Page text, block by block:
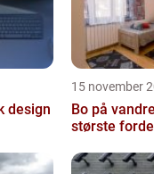
design
15 november
Bo på
største